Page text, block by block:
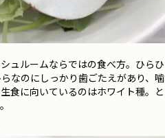
ュルームならではの食べ方。ひらひ
なのにしっかり歯ごたえがあり、噛
食に向いているのはホワイト種。と